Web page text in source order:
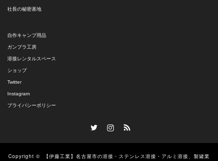
社長の秘密基地
自作キャンプ用品
ガンプラ工房
溶接レンタルスペース
ショップ
Twitter
Instagram
プライバシーポリシー
Copyright ©
【伊藤工業】名古屋市の溶接・ステンレス溶接・アルミ溶接、製罐業